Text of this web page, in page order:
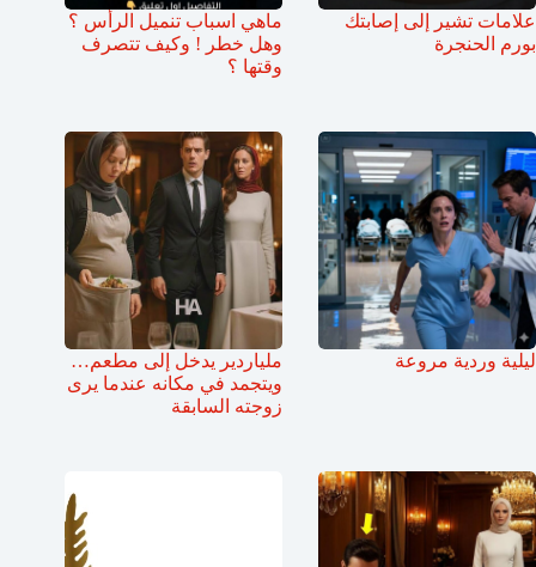
علامات تشير إلى إصابتك
بورم الحنجرة
ماهي اسباب تنميل الرأس ؟
وهل خطر ! وكيف تتصرف
وقتها ؟
ليلية وردية مروعة
ملياردير يدخل إلى مطعم…
ويتجمد في مكانه عندما يرى
زوجته السابقة